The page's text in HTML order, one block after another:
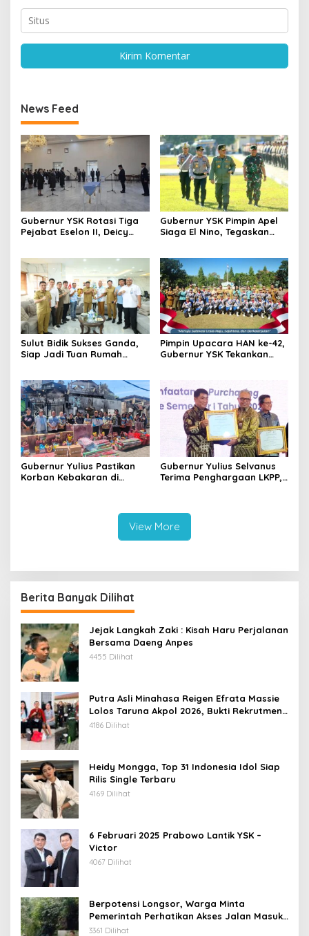
News Feed
Gubernur YSK Rotasi Tiga
Pejabat Eselon II, Deicy
Gubernur YSK Pimpin Apel
Siaga El Nino, Tegaskan
Sulut Bidik Sukses Ganda,
Siap Jadi Tuan Rumah
Pimpin Upacara HAN ke-42,
Gubernur YSK Tekankan
Gubernur Yulius Pastikan
Korban Kebakaran di
Gubernur Yulius Selvanus
Terima Penghargaan LKPP,
View More
Berita Banyak Dilihat
Jejak Langkah Zaki : Kisah Haru Perjalanan
Bersama Daeng Anpes
4455 Dilihat
Putra Asli Minahasa Reigen Efrata Massie
Lolos Taruna Akpol 2026, Bukti Rekrutmen
Polri Bersih, Transparan, dan Akuntabel
4186 Dilihat
Heidy Mongga, Top 31 Indonesia Idol Siap
Rilis Single Terbaru
4169 Dilihat
6 Februari 2025 Prabowo Lantik YSK –
Victor
4067 Dilihat
Berpotensi Longsor, Warga Minta
Pemerintah Perhatikan Akses Jalan Masuk
Kecamatan Kumelembuai
3361 Dilihat